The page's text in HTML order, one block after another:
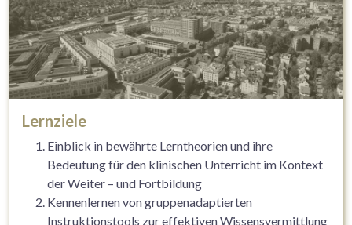
Lernziele
Einblick in bewährte Lerntheorien und ihre
Bedeutung für den klinischen Unterricht im Kontext
der Weiter – und Fortbildung
Kennenlernen von gruppenadaptierten
Instruktionstools zur effektiven Wissensvermittlung